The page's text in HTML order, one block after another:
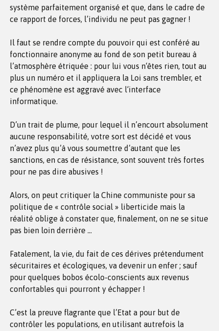
système parfaitement organisé et que, dans le cadre de
ce rapport de forces, l’individu ne peut pas gagner !
Il faut se rendre compte du pouvoir qui est conféré au
fonctionnaire anonyme au fond de son petit bureau à
l’atmosphère étriquée : pour lui vous n‘êtes rien, tout au
plus un numéro et il appliquera la Loi sans trembler, et
ce phénomène est aggravé avec l‘interface
informatique.
D’un trait de plume, pour lequel il n’encourt absolument
aucune responsabilité, votre sort est décidé et vous
n’avez plus qu’à vous soumettre d’autant que les
sanctions, en cas de résistance, sont souvent très fortes
pour ne pas dire abusives !
Alors, on peut critiquer la Chine communiste pour sa
politique de « contrôle social » liberticide mais la
réalité oblige à constater que, finalement, on ne se situe
pas bien loin derrière …
Fatalement, la vie, du fait de ces dérives prétendument
sécuritaires et écologiques, va devenir un enfer ; sauf
pour quelques bobos écolo-conscients aux revenus
confortables qui pourront y échapper !
C’est la preuve flagrante que l’Etat a pour but de
contrôler les populations, en utilisant autrefois la